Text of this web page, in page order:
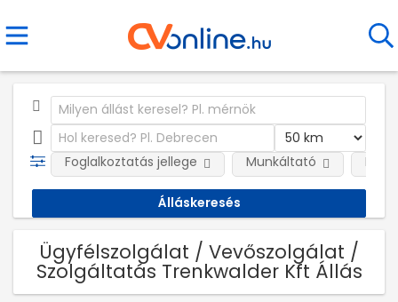
Foglalkoztatás jellege Munkáltató
Ügyfélszolgálat / Vevőszolgálat /
Szolgáltatás Trenkwalder Kft Állás